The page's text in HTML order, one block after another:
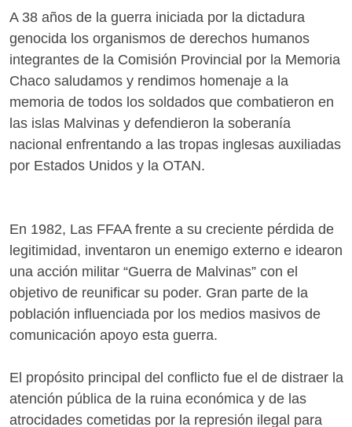
A 38 años de la guerra iniciada por la dictadura
genocida los organismos de derechos humanos
integrantes de la Comisión Provincial por la Memoria
Chaco saludamos y rendimos homenaje a la
memoria de todos los soldados que combatieron en
las islas Malvinas y defendieron la soberanía
nacional enfrentando a las tropas inglesas auxiliadas
por Estados Unidos y la OTAN.
En 1982, Las FFAA frente a su creciente pérdida de
legitimidad, inventaron un enemigo externo e idearon
una acción militar “Guerra de Malvinas” con el
objetivo de reunificar su poder. Gran parte de la
población influenciada por los medios masivos de
comunicación apoyo esta guerra.
El propósito principal del conflicto fue el de distraer la
atención pública de la ruina económica y de las
atrocidades cometidas por la represión ilegal para